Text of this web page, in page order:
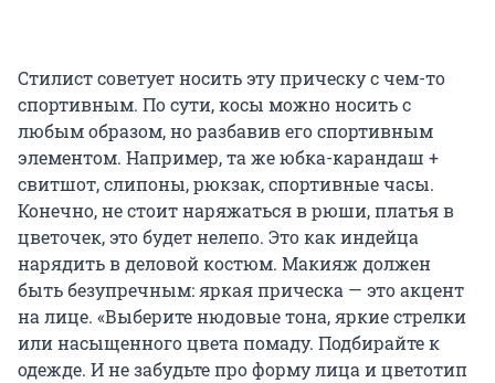
Стилист советует носить эту прическу с чем-то
спортивным. По сути, косы можно носить с
любым образом, но разбавив его спортивным
элементом. Например, та же юбка-карандаш +
свитшот, слипоны, рюкзак, спортивные часы.
Конечно, не стоит наряжаться в рюши, платья в
цветочек, это будет нелепо. Это как индейца
нарядить в деловой костюм. Макияж должен
быть безупречным: яркая прическа — это акцент
на лице. «Выберите нюдовые тона, яркие стрелки
или насыщенного цвета помаду. Подбирайте к
одежде. И не забудьте про форму лица и цветотип